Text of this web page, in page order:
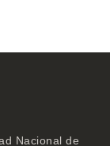
Nacional de